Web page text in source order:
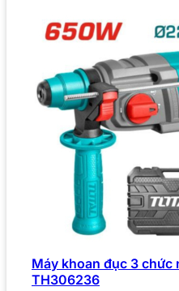
Máy khoan đục 3 chức
TH306236